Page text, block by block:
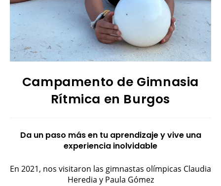
Campamento de Gimnasia
Rítmica en Burgos
Da un paso más en tu aprendizaje y vive una
experiencia inolvidable
En 2021, nos visitaron las gimnastas olímpicas Claudia
Heredia y Paula Gómez